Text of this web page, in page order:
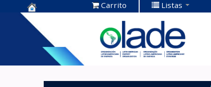
Centro de
Documentación
OLADE -
Carrito Listas